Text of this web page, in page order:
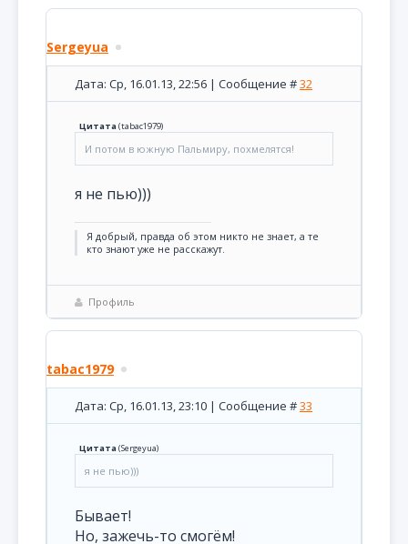
Sergeyua
Дата: Ср, 16.01.13, 22:56 | Сообщение #32
Цитата(tabac1979)
И потом в южную Пальмиру, похмелятся!
я не пью)))
Я добрый, правда об этом никто не знает, а те
кто знают уже не расскажут.
Профиль
tabac1979
Дата: Ср, 16.01.13, 23:10 | Сообщение #33
Цитата(Sergeyua)
я не пью)))
Бывает!
Но, зажечь-то смогём!